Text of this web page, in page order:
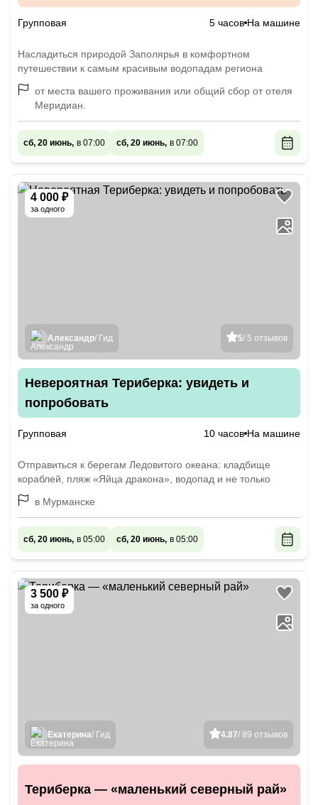
Групповая 5 часов На машине
Насладиться природой Заполярья в комфортном
путешествии к самым красивым водопадам региона
от места вашего проживания или общий сбор от отеля
Меридиан.
сб, 20 июнь, в 07:00 сб, 20 июнь, в 07:00
4 000 ₽
за одного
5/ 5 отзывов
Александр/ Гид
Невероятная Териберка: увидеть и
попробовать
Групповая 10 часов На машине
Отправиться к берегам Ледовитого океана: кладбище
кораблей, пляж «Яйца дракона», водопад и не только
в Мурманске
сб, 20 июнь, в 05:00 сб, 20 июнь, в 05:00
3 500 ₽
за одного
4.87/ 89 отзывов
Екатерина/ Гид
Териберка — «маленький северный рай»